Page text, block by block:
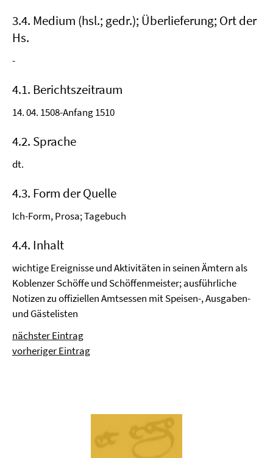
3.4. Medium (hsl.; gedr.); Überlieferung; Ort der
Hs.
-
4.1. Berichtszeitraum
14. 04. 1508-Anfang 1510
4.2. Sprache
dt.
4.3. Form der Quelle
Ich-Form, Prosa; Tagebuch
4.4. Inhalt
wichtige Ereignisse und Aktivitäten in seinen Ämtern als
Koblenzer Schöffe und Schöffenmeister; ausführliche
Notizen zu offiziellen Amtsessen mit Speisen-, Ausgaben-
und Gästelisten
nächster Eintrag
vorheriger Eintrag